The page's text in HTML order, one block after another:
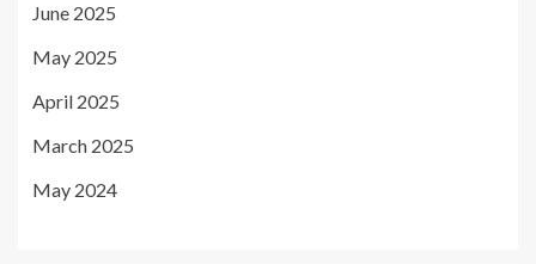
June 2025
May 2025
April 2025
March 2025
May 2024